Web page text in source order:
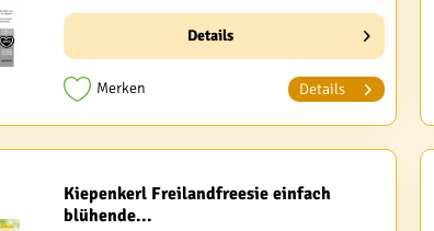
Details
Merken Details
Kiepenkerl Freilandfreesie einfach
blühende...